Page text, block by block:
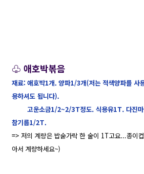
♧ 애호박볶음
재료: 애호박1개. 양파1/3개(저는 적색양파를 사
용하셔도 됩니다).
고운소금1/2~2/3T정도. 식용유1T. 다진
참기름1/2T.
=> 저의 계량은 밥숟가락 한 술이 1T고요...종이
아서 계량하세요~)